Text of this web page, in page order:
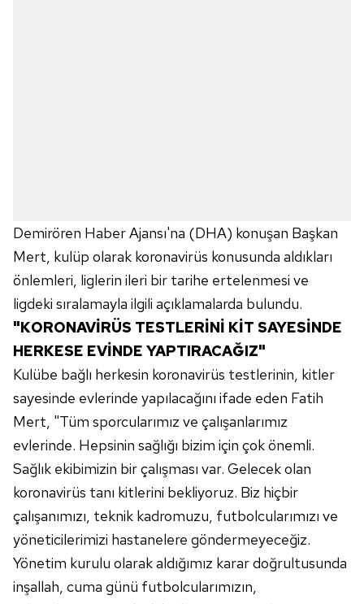
Demirören Haber Ajansı'na (DHA) konuşan Başkan
Mert, kulüp olarak koronavirüs konusunda aldıkları
önlemleri, liglerin ileri bir tarihe ertelenmesi ve
ligdeki sıralamayla ilgili açıklamalarda bulundu.
"KORONAVİRÜS TESTLERİNİ KİT SAYESİNDE
HERKESE EVİNDE YAPTIRACAĞIZ"
Kulübe bağlı herkesin koronavirüs testlerinin, kitler
sayesinde evlerinde yapılacağını ifade eden Fatih
Mert, "Tüm sporcularımız ve çalışanlarımız
evlerinde. Hepsinin sağlığı bizim için çok önemli.
Sağlık ekibimizin bir çalışması var. Gelecek olan
koronavirüs tanı kitlerini bekliyoruz. Biz hiçbir
çalışanımızı, teknik kadromuzu, futbolcularımızı ve
yöneticilerimizi hastanelere göndermeyeceğiz.
Yönetim kurulu olarak aldığımız karar doğrultusunda
inşallah, cuma günü futbolcularımızın,